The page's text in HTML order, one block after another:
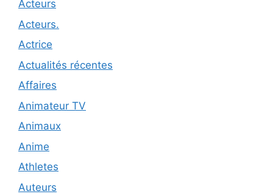
Acteurs
Acteurs.
Actrice
Actualités récentes
Affaires
Animateur TV
Animaux
Anime
Athletes
Auteurs